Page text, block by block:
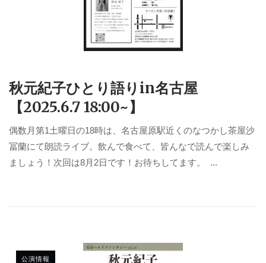
秋元紀子ひとり語りin名古屋
【2025.6.7 18:00~】
偶数月第1土曜日の18時は、名古屋原駅近くのなつかし茶屋沙
冨蘭にて朗読ライブ。飲んで食べて、皆んなで読んで楽しみ
ましょう！次回は8月2日です！お待ちしてます。 ...
公演情報